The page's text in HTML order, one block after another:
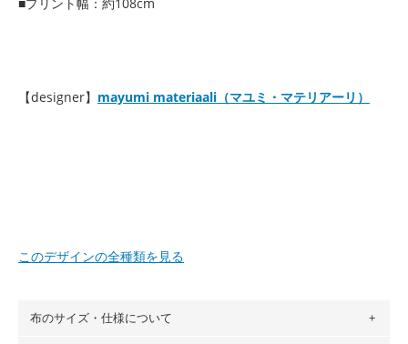
【designer】 mayumi materiaali（マユミ・マテリアーリ）
このデザインの全種類を見る
布のサイズ・仕様について